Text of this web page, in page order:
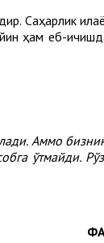
Саҳарлик
еб-
Аммо
ўтмайди.